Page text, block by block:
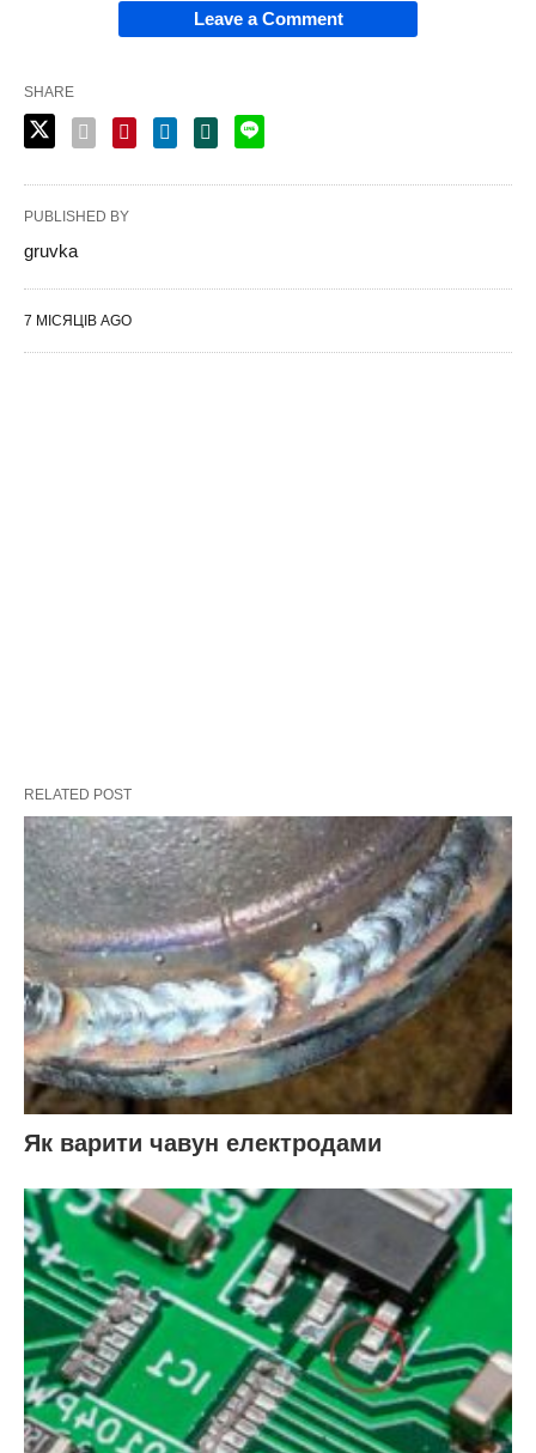
Leave a Comment
SHARE
PUBLISHED BY
gruvka
7 МІСЯЦІВ AGO
RELATED POST
Як варити чавун електродами